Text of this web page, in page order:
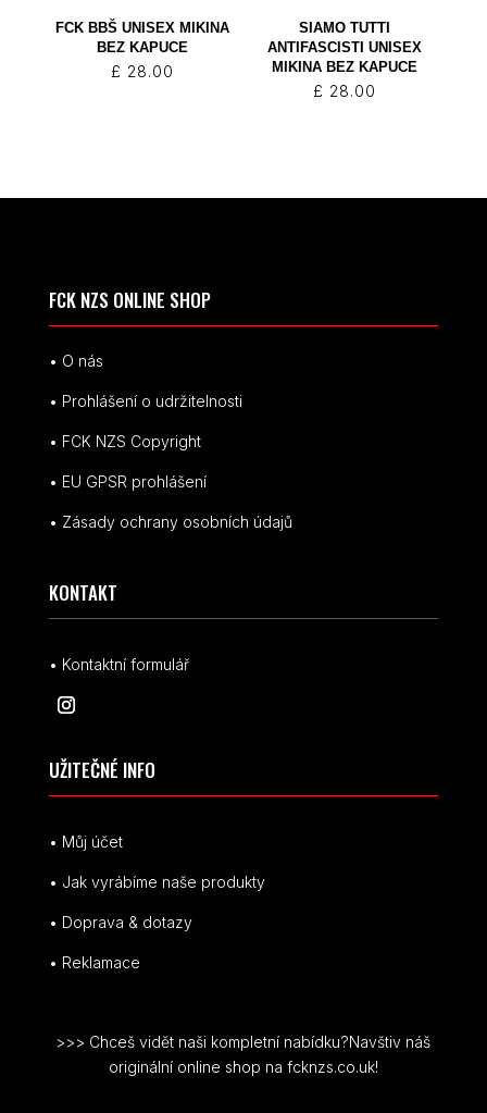
FCK BBŠ UNISEX MIKINA
BEZ KAPUCE
£ 28.00
SIAMO TUTTI
ANTIFASCISTI UNISEX
MIKINA BEZ KAPUCE
£ 28.00
FCK NZS ONLINE SHOP
• O nás
• Prohlášení o udržitelnosti
• FCK NZS Copyright
• EU GPSR prohlášení
• Zásady ochrany osobních údajů
KONTAKT
• Kontaktní formulář
UŽITEČNÉ INFO
• Můj účet
• Jak vyrábíme naše produkty
• Doprava & dotazy
• Reklamace
>>> Chceš vidět naši kompletní nabídku?Navštiv náš
originální online shop na fcknzs.co.uk!